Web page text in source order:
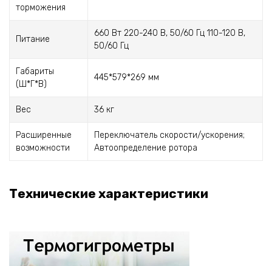
торможения
Питание
660 Вт 220-240 В, 50/60 Гц 110-120 В,
50/60 Гц
Габариты
(Ш*Г*В)
445*579*269 мм
Вес 36 кг
Расширенные
возможности
Переключатель скорости/ускорения;
Автоопределение ротора
Технические характеристики